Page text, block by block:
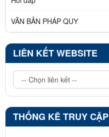
VĂN BẢN PHÁP QUY
LIÊN KẾT WEBSITE
THỐNG KÊ TRUY CẬP